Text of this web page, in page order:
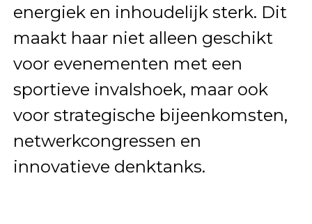
energiek en inhoudelijk sterk. Dit
maakt haar niet alleen geschikt
voor evenementen met een
sportieve invalshoek, maar ook
voor strategische bijeenkomsten,
netwerkcongressen en
innovatieve denktanks.